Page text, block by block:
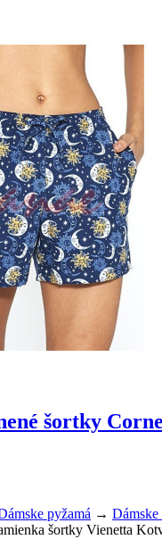
šortky
pyžamá → Dámske
šortky Vienetta